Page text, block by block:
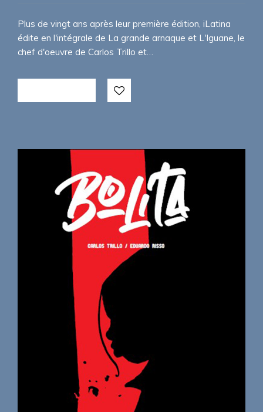
Plus de vingt ans après leur première édition, iLatina
édite en l'intégrale de La grande arnaque et L'Iguane, le
chef d'oeuvre de Carlos Trillo et…